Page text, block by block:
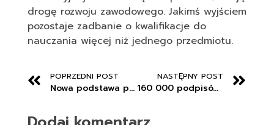
drogę rozwoju zawodowego. Jakimś wyjściem
pozostaje zadbanie o kwalifikacje do
nauczania więcej niż jednego przedmiotu.
POPRZEDNI POST
Nowa podstawa programowa do języka polskiego w szkole ponadgimnazjalnej
NASTĘPNY POST
160 000 podpisów pod apelem uczniów o bezpieczeństwo na stadionach